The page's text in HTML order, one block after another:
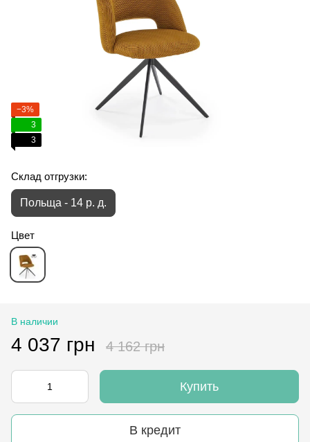
−3%
3
3
Склад отгрузки:
Польща - 14 р. д.
Цвет
В наличии
4 037 грн 4 162 грн
Купить
В кредит